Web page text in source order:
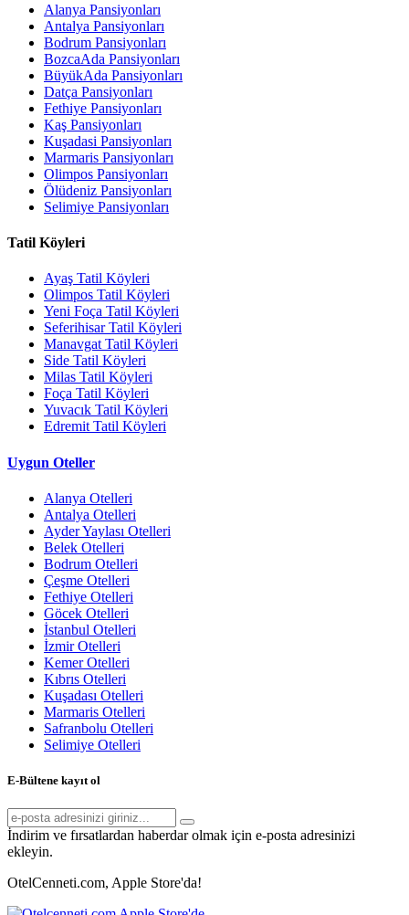
Alanya Pansiyonları
Antalya Pansiyonları
Bodrum Pansiyonları
BozcaAda Pansiyonları
BüyükAda Pansiyonları
Datça Pansiyonları
Fethiye Pansiyonları
Kaş Pansiyonları
Kuşadasi Pansiyonları
Marmaris Pansiyonları
Olimpos Pansiyonları
Ölüdeniz Pansiyonları
Selimiye Pansiyonları
Tatil Köyleri
Ayaş Tatil Köyleri
Olimpos Tatil Köyleri
Yeni Foça Tatil Köyleri
Seferihisar Tatil Köyleri
Manavgat Tatil Köyleri
Side Tatil Köyleri
Milas Tatil Köyleri
Foça Tatil Köyleri
Yuvacık Tatil Köyleri
Edremit Tatil Köyleri
Uygun Oteller
Alanya Otelleri
Antalya Otelleri
Ayder Yaylası Otelleri
Belek Otelleri
Bodrum Otelleri
Çeşme Otelleri
Fethiye Otelleri
Göcek Otelleri
İstanbul Otelleri
İzmir Otelleri
Kemer Otelleri
Kıbrıs Otelleri
Kuşadası Otelleri
Marmaris Otelleri
Safranbolu Otelleri
Selimiye Otelleri
E-Bültene kayıt ol
İndirim ve fırsatlardan haberdar olmak için e-posta adresinizi
ekleyin.
OtelCenneti.com, Apple Store'da!